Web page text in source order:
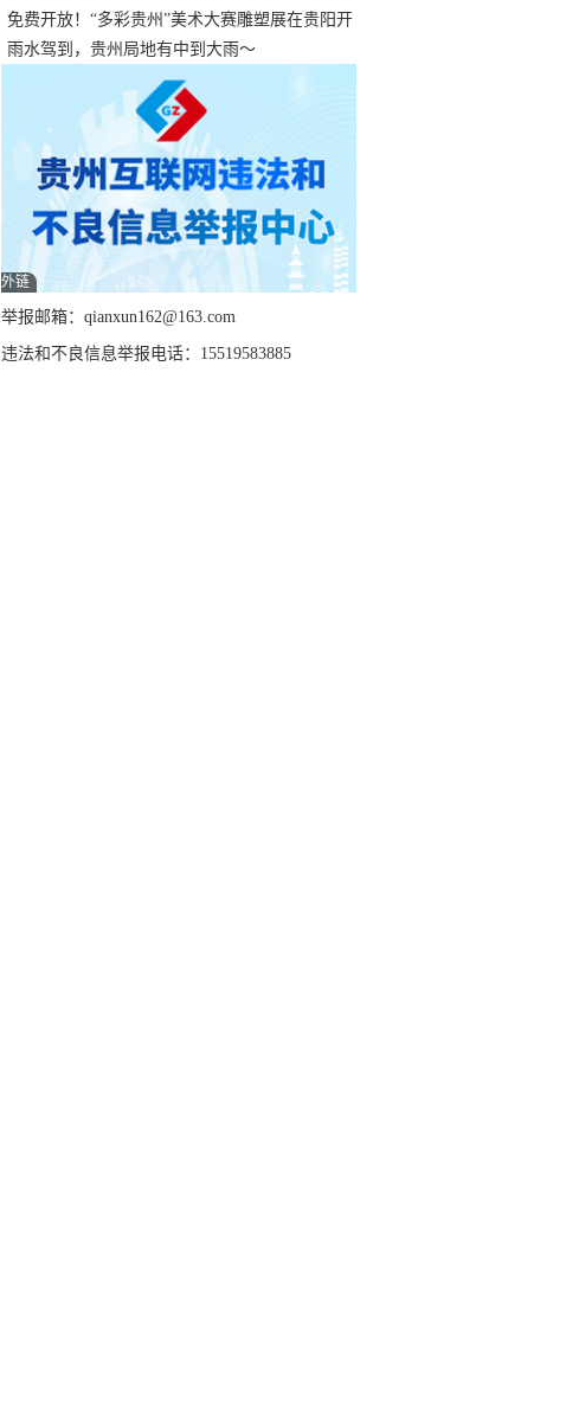
资工作实施细则
免费开放！“多彩贵州”美术大赛雕塑展在贵阳开
展，持续至1月19日
雨水驾到，贵州局地有中到大雨～
外链
举报邮箱：qianxun162@163.com
违法和不良信息举报电话：15519583885